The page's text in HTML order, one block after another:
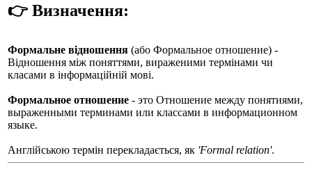
👉 Визначення:
Формальне відношення (або Формальное отношение) -
Відношення між поняттями, вираженими термінами чи
класами в інформаційній мові.
Формальное отношение - это Отношение между понятиями,
выраженными терминами или классами в информационном
языке.
Англійською термін перекладається, як 'Formal relation'.